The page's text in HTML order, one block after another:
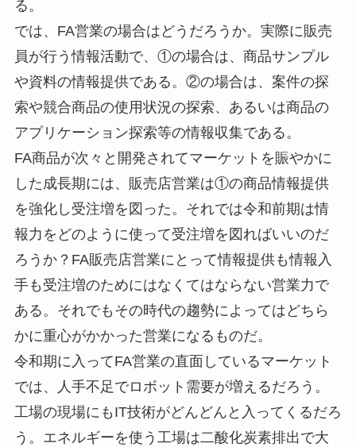
る。
では、FA営業の場合はどうだろうか。実際に販売
員が行う情報活動で、①の場合は、商品サンプル
や資料の情報提供である。②の場合は、案件の探
索や競合商品の使用状況の探索、あるいは商品の
アプリケーション探索等の情報収集である。
FA商品が次々と開発されてマーケットを賑やかに
した成長期には、販売店営業は①の商品情報提供
を強化し受注増を図った。それでは令和前期は情
報力をどのように使って受注増を図ればいいのだ
ろうか？FA販売店営業にとって情報提供も情報入
手も受注増のためにはなくてはならない営業力で
ある。それでもその時代の趨勢によってはどちら
かに重心がかかった営業になるものだ。
令和期に入ってFA営業の直面しているマーケット
では、人手不足でロボット需要が増えるだろう。
工場の現場にもIT技術がどんどんと入ってくるだろ
う。エネルギーを使う工場は二酸化炭素排出で大